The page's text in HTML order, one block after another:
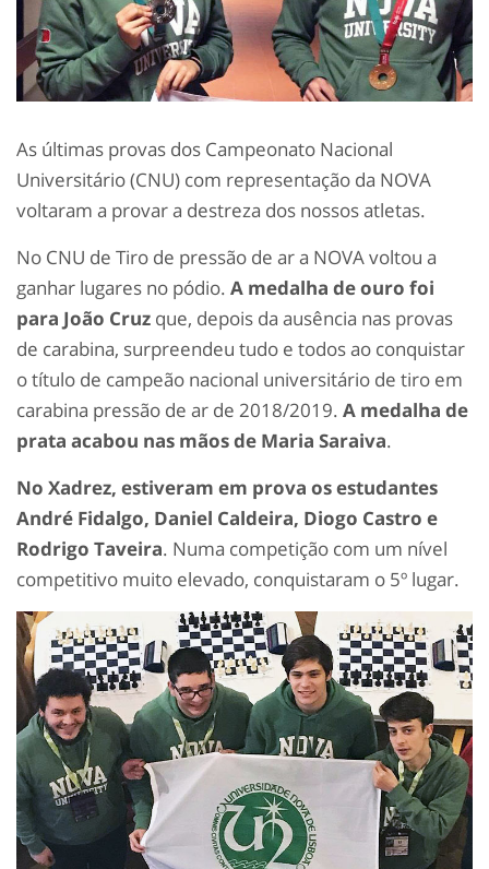
As últimas provas dos Campeonato Nacional
Universitário (CNU) com representação da NOVA
voltaram a provar a destreza dos nossos atletas.
No CNU de Tiro de pressão de ar a NOVA voltou a
ganhar lugares no pódio. A medalha de ouro foi
para João Cruz que, depois da ausência nas provas
de carabina, surpreendeu tudo e todos ao conquistar
o título de campeão nacional universitário de tiro em
carabina pressão de ar de 2018/2019. A medalha de
prata acabou nas mãos de Maria Saraiva.
No Xadrez, estiveram em prova os estudantes
André Fidalgo, Daniel Caldeira, Diogo Castro e
Rodrigo Taveira. Numa competição com um nível
competitivo muito elevado, conquistaram o 5º lugar.